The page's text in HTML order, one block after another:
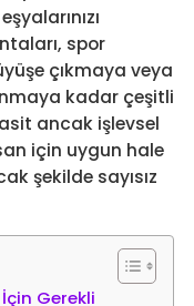
spor
çıkmaya veya
kadar çeşitli
ancak işlevsel
için uygun hale
şekilde sayısız
İçin Gerekli